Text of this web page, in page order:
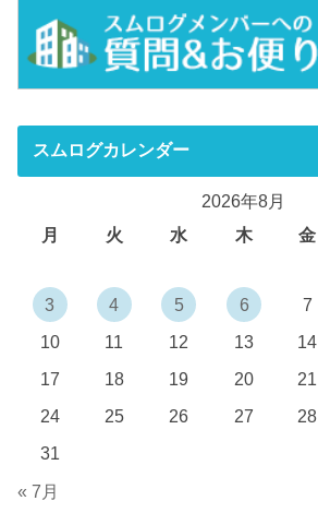
スムログカレンダー
2026年8月
月
火 水 木 金
3
4 5 6 7
10
11 12 13 14
17
18 19 20 21
24
25 26 27 28
31
« 7月